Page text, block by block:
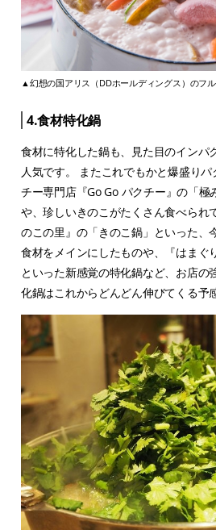
▲幻想の国アリス（DDホールディングス）のフ
4.食材特化鍋
食材に特化した鍋も、見た目のインパ
人気です。 またこれでもかと爆盛り
チー専門店『Go Go パクチー』の「極
や、珍しいきのこがたくさん食べられ
のこの里』の「きのこ鍋」といった、
食材をメインにしたものや、『はまぐ
といった新感覚の特化鍋など、お店の
化鍋はこれからどんどん伸びてくる予